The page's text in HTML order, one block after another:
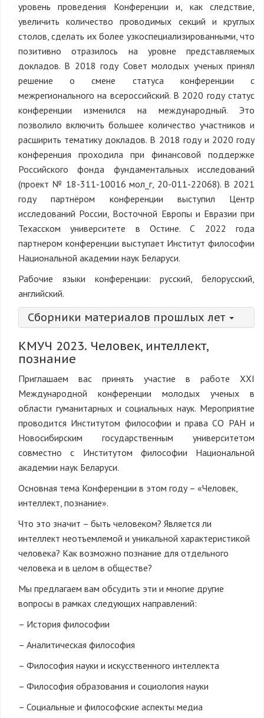
уровень проведения Конференции и, как следствие,
увеличить количество проводимых секций и круглых
столов, сделать их более узкоспециализированными, что
позитивно отразилось на уровне представляемых
докладов. В 2018 году Совет молодых ученых принял
решение о смене статуса конференции с
межрегионального на всероссийский. В 2020 году статус
конференции изменился на международный. Это
позволило включить большее количество участников и
расширить тематику докладов. В 2018 году и 2020 году
конференция проходила при финансовой поддержке
Российского фонда фундаментальных исследований
(проект № 18-311-10016 мол_г, 20-011-22068). В 2021
году партнёром конференции выступил Центр
исследований России, Восточной Европы и Евразии при
Техасском университете в Остине. С 2022 года
партнером конференции выступает Институт философии
Национальной академии наук Беларуси.
Рабочие языки конференции: русский, белорусский,
английский.
Сборники материалов прошлых лет
КМУЧ 2023. Человек, интеллект,
познание
Приглашаем вас принять участие в работе XXI
Международной конференции молодых ученых в
области гуманитарных и социальных наук. Мероприятие
проводится Институтом философии и права СО РАН и
Новосибирским государственным университетом
совместно с Институтом философии Национальной
академии наук Беларуси.
Основная тема Конференции в этом году – «Человек,
интеллект, познание».
Что это значит – быть человеком? Является ли
интеллект неотъемлемой и уникальной характеристикой
человека? Как возможно познание для отдельного
человека и в целом в обществе?
Мы предлагаем вам обсудить эти и многие другие
вопросы в рамках следующих направлений:
– История философии
– Аналитическая философия
– Философия науки и искусственного интеллекта
– Философия образования и социология науки
– Социальные и философские аспекты медиа